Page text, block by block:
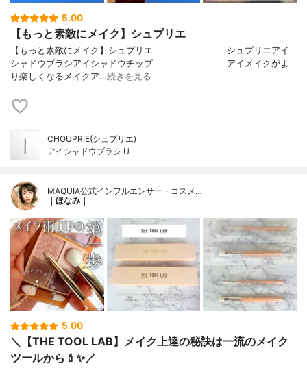
5.00
【もっと素敵にメイク】シュプリエ
【もっと素敵にメイク】シュプリエ────────────シュプリエアイ
シャドウブラシアイシャドウチップ────────────アイメイクがよ
り楽しくなるメイクア…続きを見る
CHOUPRIE(シュプリエ)
アイシャドウブラシ U
MAQUIA公式インフルエンサー・コスメ…
｜ほなみ｜
5.00
＼【THE TOOL LAB】メイク上達の秘訣は一流のメイク
ツールから💄✨／